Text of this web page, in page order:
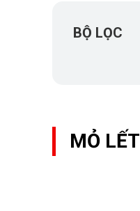
BỘ LỌC
MỎ LẾT